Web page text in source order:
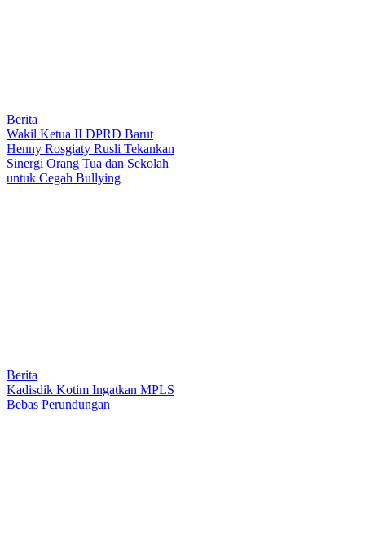
Berita
Wakil Ketua II DPRD Barut
Henny Rosgiaty Rusli Tekankan
Sinergi Orang Tua dan Sekolah
untuk Cegah Bullying
Berita
Kadisdik Kotim Ingatkan MPLS
Bebas Perundungan